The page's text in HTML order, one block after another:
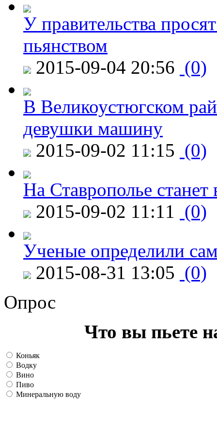
У правительства
пьянством
2015-09-04 20:56 (0)
В Великоустюгском
девушки машину
2015-09-02 11:15 (0)
На Ставрополье
2015-09-02 11:11 (0)
Ученые определили
2015-08-31 13:05 (0)
Опрос
Что вы пьете
Коньяк
Водку
Вино
Пиво
Минеральную воду